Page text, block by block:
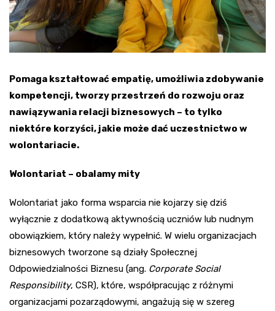
Pomaga kształtować empatię, umożliwia zdobywanie
kompetencji, tworzy przestrzeń do rozwoju oraz
nawiązywania relacji biznesowych – to tylko
niektóre korzyści, jakie może dać uczestnictwo w
wolontariacie.
Wolontariat – obalamy mity
Wolontariat jako forma wsparcia nie kojarzy się dziś
wyłącznie z dodatkową aktywnością uczniów lub nudnym
obowiązkiem, który należy wypełnić. W wielu organizacjach
biznesowych tworzone są działy Społecznej
Odpowiedzialności Biznesu (ang. Corporate Social
Responsibility, CSR), które, współpracując z różnymi
organizacjami pozarządowymi, angażują się w szereg